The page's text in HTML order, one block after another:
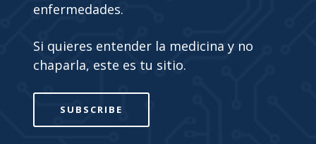
enfermedades.
Si quieres entender la medicina y no
chaparla, este es tu sitio.
SUBSCRIBE